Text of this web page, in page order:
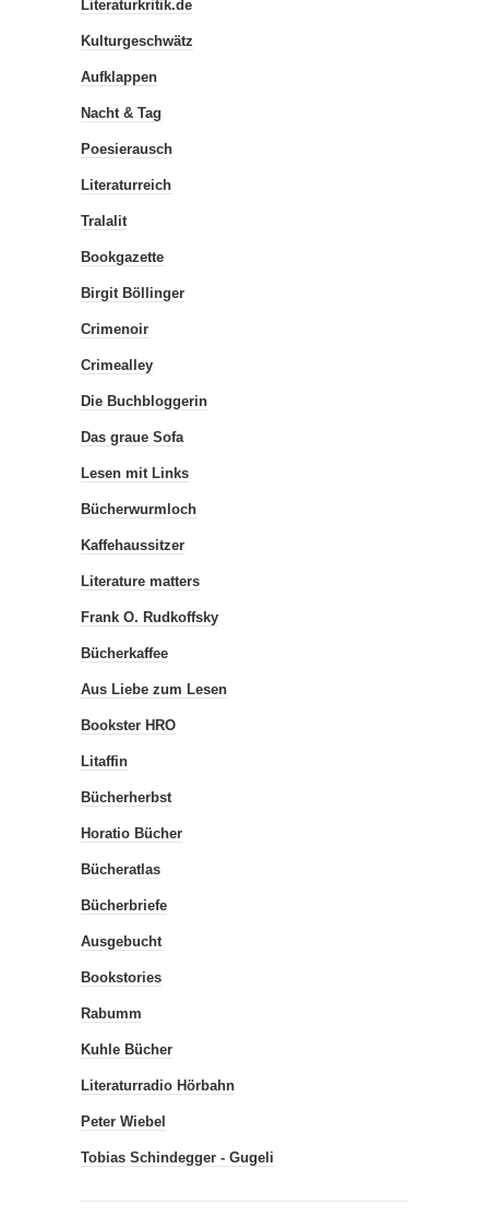
Literaturkritik.de
Kulturgeschwätz
Aufklappen
Nacht & Tag
Poesierausch
Literaturreich
Tralalit
Bookgazette
Birgit Böllinger
Crimenoir
Crimealley
Die Buchbloggerin
Das graue Sofa
Lesen mit Links
Bücherwurmloch
Kaffehaussitzer
Literature matters
Frank O. Rudkoffsky
Bücherkaffee
Aus Liebe zum Lesen
Bookster HRO
Litaffin
Bücherherbst
Horatio Bücher
Bücheratlas
Bücherbriefe
Ausgebucht
Bookstories
Rabumm
Kuhle Bücher
Literaturradio Hörbahn
Peter Wiebel
Tobias Schindegger - Gugeli